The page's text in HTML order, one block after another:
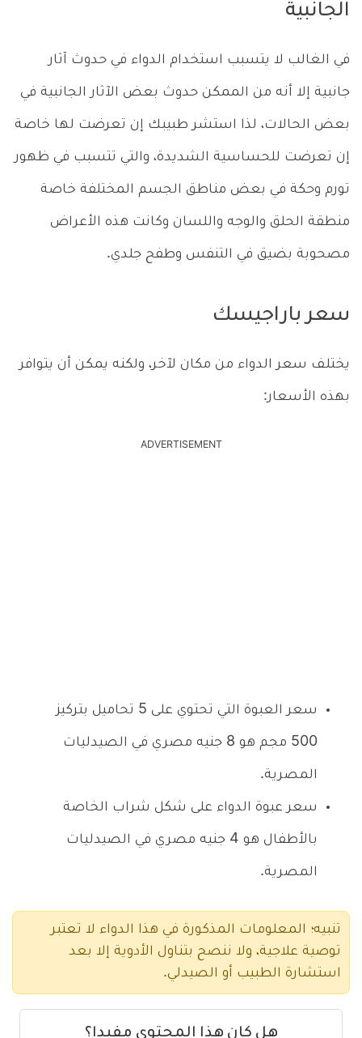
الجانبية
في الغالب لا يتسبب استخدام الدواء في حدوث آثار
جانبية إلا أنه من الممكن حدوث بعض الآثار الجانبية في
بعض الحالات، لذا استشر طبيبك إن تعرضت لها خاصة
إن تعرضت للحساسية الشديدة، والتي تتسبب في ظهور
تورم وحكة في بعض مناطق الجسم المختلفة خاصة
منطقة الحلق والوجه واللسان وكانت هذه الأعراض
مصحوبة بضيق في التنفس وطفح جلدي.
سعر باراجيسك
يختلف سعر الدواء من مكان لآخر، ولكنه يمكن أن يتوافر
بهذه الأسعار:
ADVERTISEMENT
سعر العبوة التي تحتوي على 5 تحاميل بتركيز
500 مجم هو 8 جنيه مصري في الصيدليات
المصرية.
سعر عبوة الدواء على شكل شراب الخاصة
بالأطفال هو 4 جنيه مصري في الصيدليات
المصرية.
تنبيه؛ المعلومات المذكورة في هذا الدواء لا تعتبر
توصية علاجية، ولا ننصح بتناول الأدوية إلا بعد
استشارة الطبيب أو الصيدلي.
هل كان هذا المحتوى مفيدا؟